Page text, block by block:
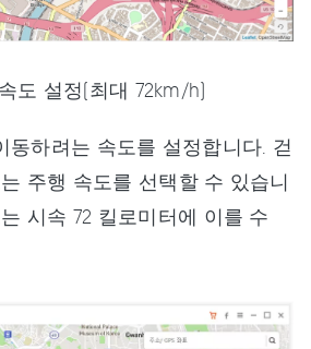
도 설정(최대 72km/h)
동하려는 속도를 설정합니다. 걷
주행 속도를 선택할 수 있습니
시속 72 킬로미터에 이를 수